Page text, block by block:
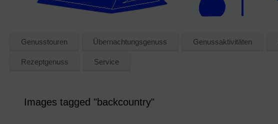
Genusstouren Übernachtungsgenuss Genussaktivitäten
Rezeptgenuss Service
Images tagged "backcountry"